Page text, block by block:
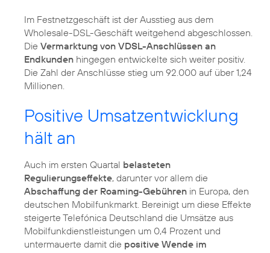
Im Festnetzgeschäft ist der Ausstieg aus dem
Wholesale-DSL-Geschäft weitgehend abgeschlossen.
Die Vermarktung von VDSL-Anschlüssen an
Endkunden hingegen entwickelte sich weiter positiv.
Die Zahl der Anschlüsse stieg um 92.000 auf über 1,24
Millionen.
Positive Umsatzentwicklung
hält an
Auch im ersten Quartal belasteten
Regulierungseffekte, darunter vor allem die
Abschaffung der Roaming-Gebühren in Europa, den
deutschen Mobilfunkmarkt. Bereinigt um diese Effekte
steigerte Telefónica Deutschland die Umsätze aus
Mobilfunkdienstleistungen um 0,4 Prozent und
untermauerte damit die positive Wende im